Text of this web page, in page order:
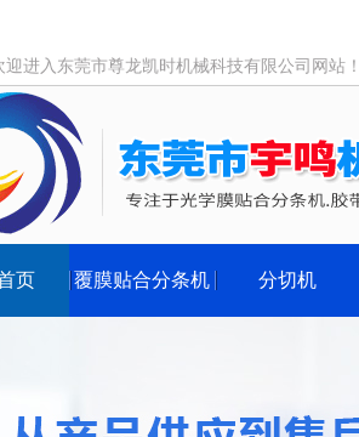
迎进入东莞市尊龙凯时机械科技有限公司网站！
页 覆膜贴合分条机 分切机